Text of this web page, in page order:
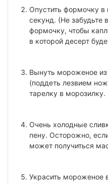
Опустить формочку в
секунд. (Не забудьте
формочку, чтобы
в которой десерт
Вынуть мороженое
(поддеть лезвием
тарелку в морозилку.
Очень холодные
пену. Осторожно,
может получиться
Украсить мороженое